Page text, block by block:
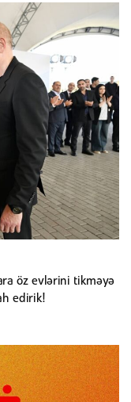
öz evlərini tikməyə
edirik!